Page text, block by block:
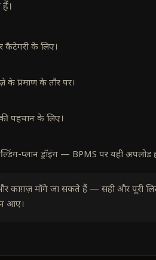
कैटेगरी के लिए।
के प्रमाण के तौर पर।
पहचान के लिए।
प्लान ड्रॉइंग — BPMS पर यही अपलोड
काग़ज़ माँगे जा सकते हैं — सही और पूरी
आए।